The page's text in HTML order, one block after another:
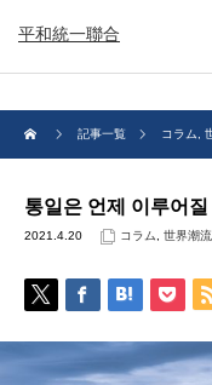
平和統一聯合
記事一覧 コラム
통일은 언제 이루어
2021.4.20 コラム 世界潮流